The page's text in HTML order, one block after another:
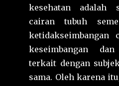
kesehatan adalah
cairan tubuh
ketidakseimbangan
keseimbangan dan
terkait dengan
sama. Oleh karena